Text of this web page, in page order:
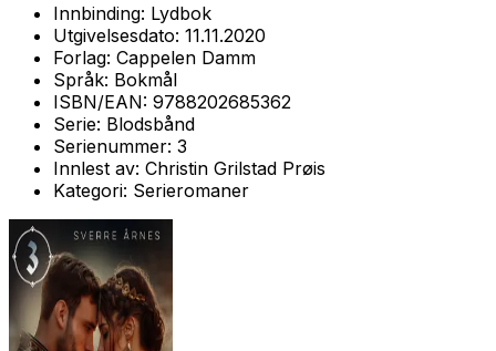
Innbinding: Lydbok
Utgivelsesdato: 11.11.2020
Forlag: Cappelen Damm
Språk: Bokmål
ISBN/EAN: 9788202685362
Serie: Blodsbånd
Serienummer: 3
Innlest av: Christin Grilstad Prøis
Kategori: Serieromaner